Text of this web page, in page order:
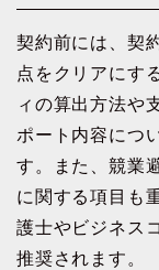
契約前には、契
点をクリアにす
ィの算出方法や
ポート内容につ
す。また、競業
に関する項目も
護士やビジネス
推奨されます。